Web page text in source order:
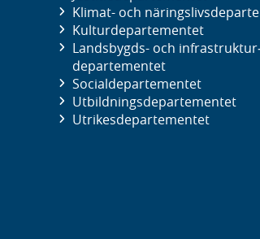
Klimat- och
Kultur­departementet
Landsbygds- och
departementet
Social­departementet
Utbildnings­departementet
Utrikes­departementet